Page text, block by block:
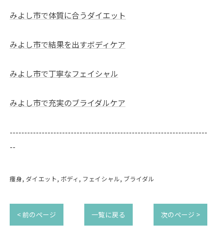
みよし市で体質に合うダイエット
みよし市で結果を出すボディケア
みよし市で丁寧なフェイシャル
みよし市で充実のブライダルケア
--------------------------------------------------------------------
--
痩身 ダイエット ボディ フェイシャル ブライダル
< 前のページ 一覧に戻る 次のページ >